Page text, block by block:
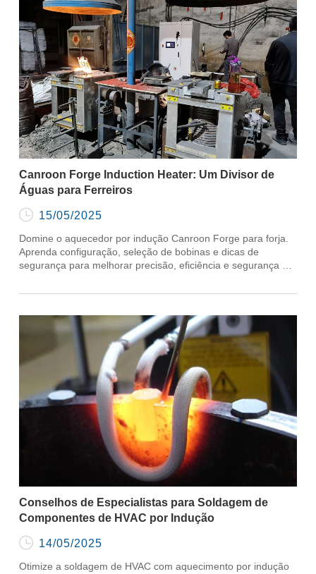
Canroon Forge Induction Heater: Um Divisor de
Águas para Ferreiros
 15/05/2025
Domine o aquecedor por indução Canroon Forge para forja.
Aprenda configuração, seleção de bobinas e dicas de
segurança para melhorar precisão, eficiência e segurança no
Conselhos de Especialistas para Soldagem de
Componentes de HVAC por Indução
 14/05/2025
Otimize a soldagem de HVAC com aquecimento por indução